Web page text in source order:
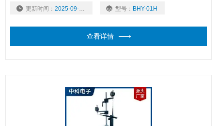
中心、科研院校等单位检测产品壁厚底厚必要的仪器。
更新时间： 2025-09-17 型号： BHY-01H
查看详情